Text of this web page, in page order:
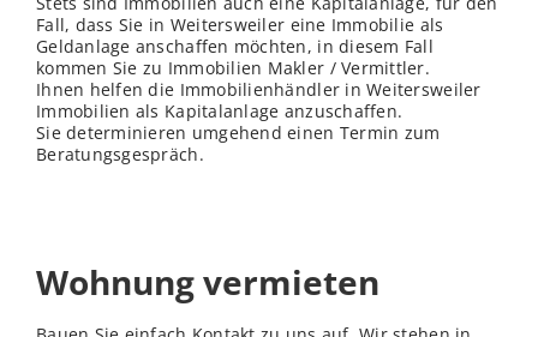
Fall, dass Sie in Weitersweiler eine Immobilie als
Geldanlage anschaffen möchten, in diesem Fall
kommen Sie zu Immobilien Makler / Vermittler.
Ihnen helfen die Immobilienhändler in Weitersweiler
Immobilien als Kapitalanlage anzuschaffen.
Sie determinieren umgehend einen Termin zum
Beratungsgespräch.
Wohnung vermieten